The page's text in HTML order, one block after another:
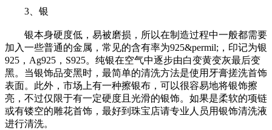
3、银
银本身硬度低，易被磨损，所以在制造过程中一般都需要
加入一些普通的金属，常见的含有率为925&permil;，印记为银
925，Ag925，S925。纯银在空气中逐步由白变黄变灰最后变
黑。当银饰品变黑时，最简单的清洗方法是使用牙膏搓洗首饰
表面。此外，市场上有一种擦银布，可以很容易地将银饰擦
亮，不过仅限于有一定硬度且光滑的银饰。如果是柔软的项链
或有镂空的雕花首饰，最好到珠宝店请专业人员用银饰清洗液
进行清洗。